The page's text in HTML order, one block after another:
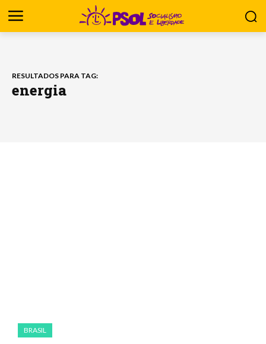
RESULTADOS PARA TAG:
energia
BRASIL